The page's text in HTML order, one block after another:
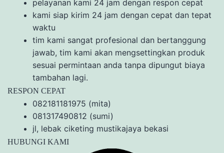
pelayanan kami 24 jam dengan respon cepat
kami siap kirim 24 jam dengan cepat dan tepat
waktu
tim kami sangat profesional dan bertanggung
jawab, tim kami akan mengsettingkan produk
sesuai permintaan anda tanpa dipungut biaya
tambahan lagi.
RESPON CEPAT
082181181975 (mita)
081317490812 (sumi)
jl, lebak ciketing mustikajaya bekasi
HUBUNGI KAMI